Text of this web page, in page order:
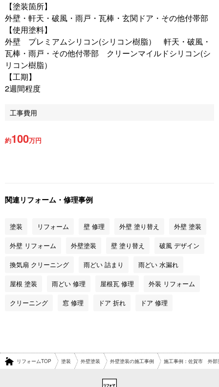
【塗装箇所】
外壁・軒天・破風・雨戸・瓦棒・玄関ドア・その他付帯部
【使用塗料】
外壁 プレミアムシリコン(シリコン樹脂） 軒天・破風・
瓦棒・雨戸・その他付帯部 クリーンマイルドシリコン(シ
リコン樹脂）
【工期】
2週間程度
工事費用
約100万円
関連リフォーム・修理事例
塗装 リフォーム 壁 修理 外壁 塗り替え 外壁 塗装
外壁 リフォーム 外壁塗装 壁 塗り替え 破風 デザイン
換気扇 クリーニング 雨どい 詰まり 雨どい 水漏れ
屋根 塗装 雨どい 修理 屋根瓦 修理 外装 リフォーム
クリーニング 窓 修理 ドア 折れ ドア 修理
リフォームTOP 塗装 外壁塗装 外壁塗装の施工事例 施工事例：佐賀市 外